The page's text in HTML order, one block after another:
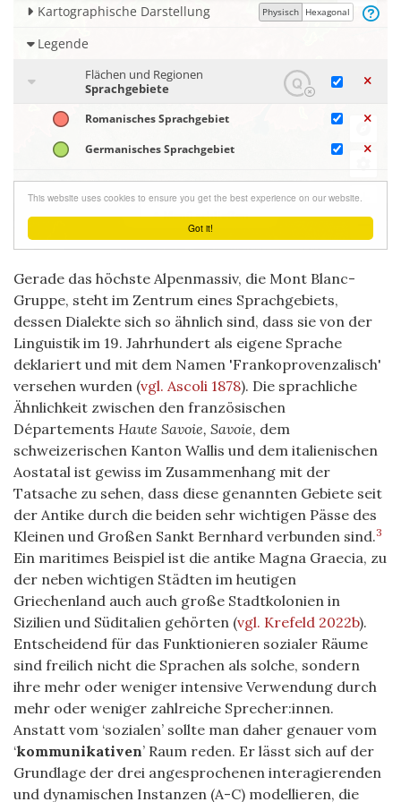
Gerade das höchste Alpenmassiv, die Mont Blanc-
Gruppe, steht im Zentrum eines Sprachgebiets,
dessen Dialekte sich so ähnlich sind, dass sie von der
Linguistik im 19. Jahrhundert als eigene Sprache
deklariert und mit dem Namen 'Frankoprovenzalisch'
versehen wurden (vgl. Ascoli 1878). Die sprachliche
Ähnlichkeit zwischen den französischen
Départements Haute Savoie, Savoie, dem
schweizerischen Kanton Wallis und dem italienischen
Aostatal ist gewiss im Zusammenhang mit der
Tatsache zu sehen, dass diese genannten Gebiete seit
der Antike durch die beiden sehr wichtigen Pässe des
Kleinen und Großen Sankt Bernhard verbunden sind.3
Ein maritimes Beispiel ist die antike Magna Graecia, zu
der neben wichtigen Städten im heutigen
Griechenland auch auch große Stadtkolonien in
Sizilien und Süditalien gehörten (vgl. Krefeld 2022b).
Entscheidend für das Funktionieren sozialer Räume
sind freilich nicht die Sprachen als solche, sondern
ihre mehr oder weniger intensive Verwendung durch
mehr oder weniger zahlreiche Sprecher:innen.
Anstatt vom ‘sozialen’ sollte man daher genauer vom
‘kommunikativen’ Raum reden. Er lässt sich auf der
Grundlage der drei angesprochenen interagierenden
und dynamischen Instanzen (A-C) modellieren, die